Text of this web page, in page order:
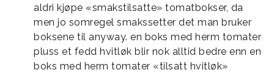
aldri kjøpe «smakstilsatte» tomatbokser, da
men jo somregel smakssetter det man bruker
boksene til anyway. en boks med herm tomater
pluss et fedd hvitløk blir nok alltid bedre enn en
boks med herm tomater «tilsatt hvitløk»